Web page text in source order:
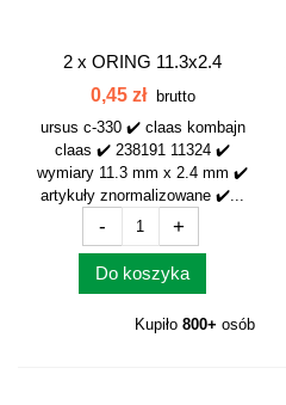
2 x ORING 11.3x2.4
238191 11324
0,45 zł
brutto
ursus c-330 ✔️ claas kombajn
claas ✔️ 238191 11324 ✔️
wymiary 11.3 mm x 2.4 mm ✔️
artykuły znormalizowane ✔️...
- +
Do koszyka
Kupiło 800+ osób